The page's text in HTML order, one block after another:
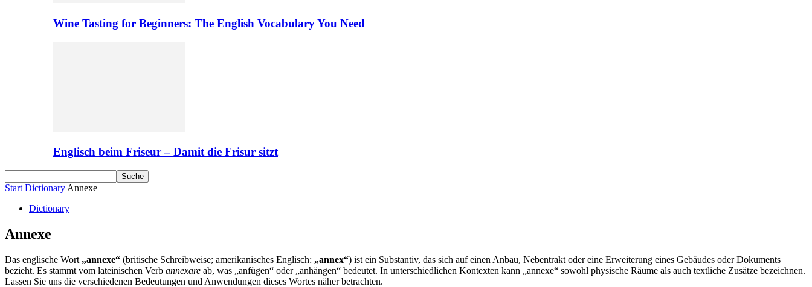
Wine Tasting for Beginners: The English Vocabulary You Need
Englisch beim Friseur – Damit die Frisur sitzt
Start Dictionary Annexe
Dictionary
Annexe
Das englische Wort „annexe“ (britische Schreibweise; amerikanisches Englisch: „annex“) ist ein Substantiv, das sich auf einen Anbau, Nebentrakt oder eine Erweiterung eines Gebäudes oder Dokuments
bezieht. Es stammt vom lateinischen Verb annexare ab, was „anfügen“ oder „anhängen“ bedeutet. In unterschiedlichen Kontexten kann „annexe“ sowohl physische Räume als auch textliche Zusätze bezeichnen.
Lassen Sie uns die verschiedenen Bedeutungen und Anwendungen dieses Wortes näher betrachten.